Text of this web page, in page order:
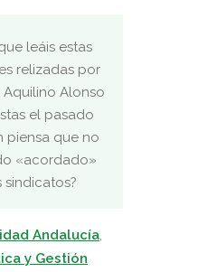
leáis estas
relizadas por
Alonso
el pasado
piensa que no
«acordado»
Andalucía,
y Gestión